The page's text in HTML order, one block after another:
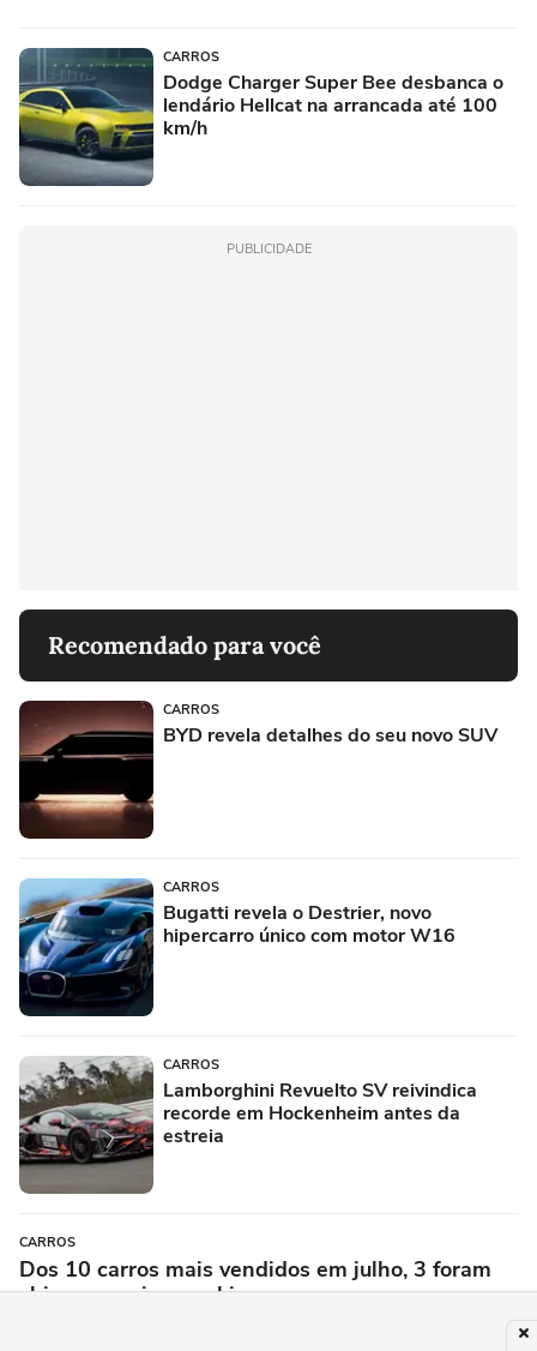
CARROS
Dodge Charger Super Bee desbanca o
lendário Hellcat na arrancada até 100
km/h
PUBLICIDADE
Recomendado para você
CARROS
BYD revela detalhes do seu novo SUV
CARROS
Bugatti revela o Destrier, novo
hipercarro único com motor W16
CARROS
Lamborghini Revuelto SV reivindica
recorde em Hockenheim antes da
estreia
CARROS
Dos 10 carros mais vendidos em julho, 3 foram
chineses; veja o ranking